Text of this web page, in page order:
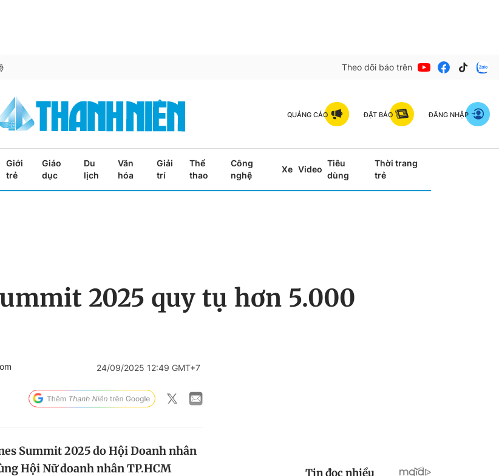
Theo dõi báo trên
QUẢNG CÁO ĐẶT BÁO ĐĂNG NHẬP
Giới
trẻ
Giáo
dục
Du
lịch
Văn
hóa
Giải
trí
Thể
thao
Công
nghệ
Xe Video
Tiêu
dùng
Thời trang
trẻ
2025 quy tụ hơn 5.000
24/09/2025 12:49 GMT+7
Summit 2025 do Hội Doanh nhân
Hội Nữ doanh nhân TP.HCM